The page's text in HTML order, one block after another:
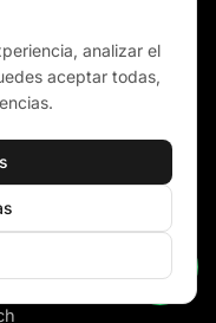
service
analizar el
aceptar todas,